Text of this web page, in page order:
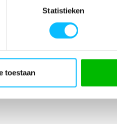
Statistieken
toestaan
-
-
18679-442
Mascot
65% polyester/
Polyester